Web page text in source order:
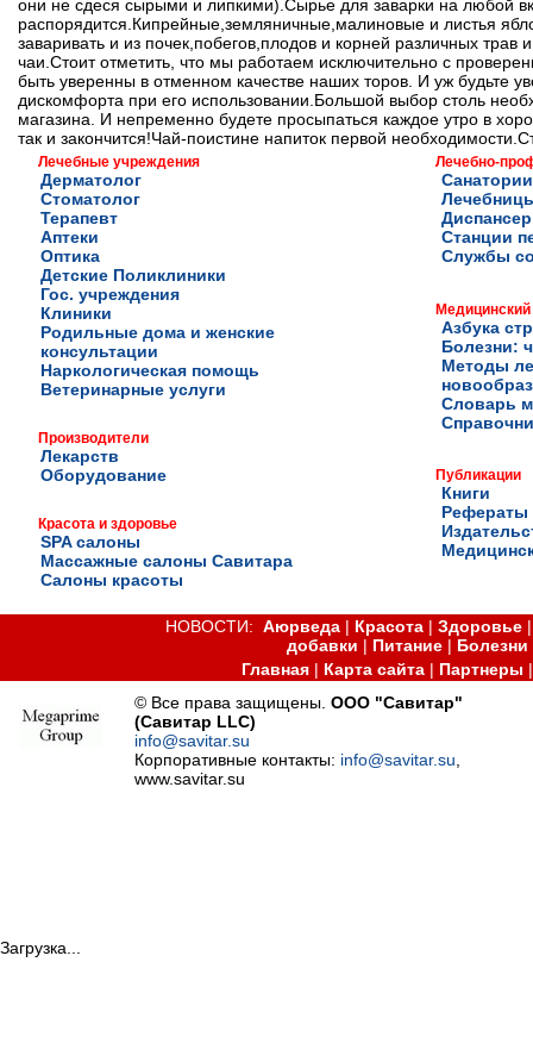
они не сдеся сырыми и липкими).Сырье для заварки на любой
распорядится.Кипрейные,земляничные,малиновые и листья
заваривать и из почек,побегов,плодов и корней различных
чаи.Стоит отметить, что мы работаем исключительно с
быть уверенны в отменном качестве наших торов. И уж будьте
дискомфорта при его использовании.Большой выбор столь
магазина. И непременно будете просыпаться каждое утро в
так и закончится!Чай-поистине напиток первой
Лечебные учреждения
Дерматолог
Стоматолог
Терапевт
Аптеки
Оптика
Детские Поликлиники
Гос. учреждения
Клиники
Родильные дома и женские
консультации
Наркологическая помощь
Ветеринарные услуги
Производители
Лекарств
Оборудование
Красота и здоровье
SPA салоны
Массажные салоны Савитара
Салоны красоты
Лечебно-
Станции
Службы
Медицинский
Азбука
Болезни:
Методы
Словарь
Публикации
Книги
Рефераты
НОВОСТИ:Аюрведа | Красота |Здоровье
добавки | Питание| Болезни
Главная| Карта сайта| Партнеры
© Все права защищены.ООО "Савитар"
(Савитар LLC)
info@savitar.su
Корпоративные контакты: info@savitar.su
www.savitar.su
Загрузка...